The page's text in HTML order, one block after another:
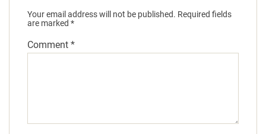
Your email address will not be published. Required fields
are marked *
Comment *